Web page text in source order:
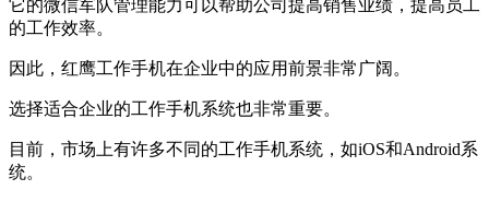
它的微信军队管理能力可以帮助公司提高销售业绩，提高员工
的工作效率。
因此，红鹰工作手机在企业中的应用前景非常广阔。
选择适合企业的工作手机系统也非常重要。
目前，市场上有许多不同的工作手机系统，如iOS和Android系
统。